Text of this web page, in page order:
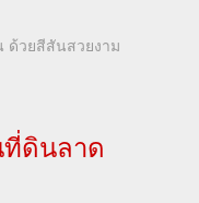
ด้วยสีสันสวยงาม
ดินลาด